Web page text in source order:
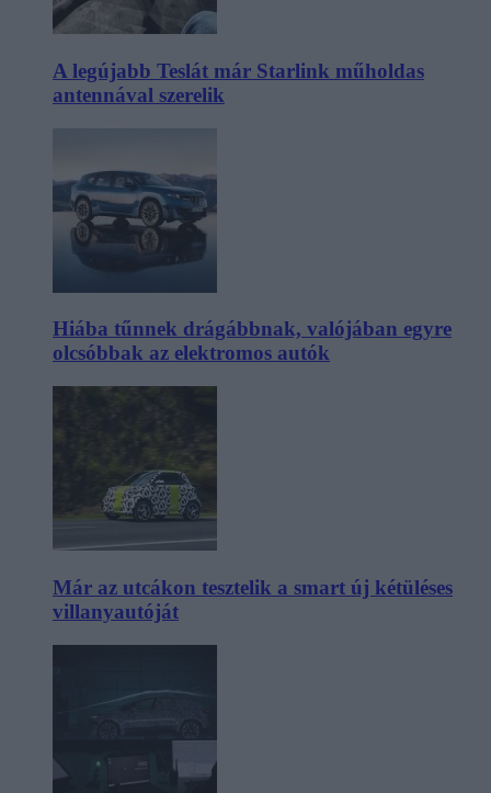
A legújabb Teslát már Starlink műholdas
antennával szerelik
Hiába tűnnek drágábbnak, valójában egyre
olcsóbbak az elektromos autók
Már az utcákon tesztelik a smart új kétüléses
villanyautóját